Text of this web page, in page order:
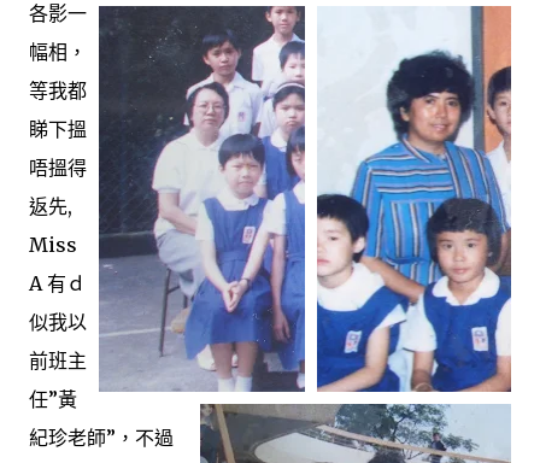
各影一
幅相，
等我都
睇下搵
唔搵得
返先,
Miss
A 有ｄ
似我以
前班主
任”黃
紀珍老師”，不過